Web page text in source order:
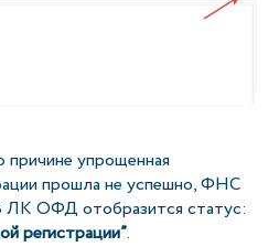
причине упрощенная
прошла не успешно, ФНС
ЛК ОФД отобразится статус:
регистрации”.